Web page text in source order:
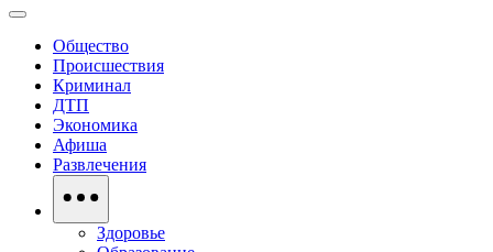
Общество
Происшествия
Криминал
ДТП
Экономика
Афиша
Развлечения
Здоровье